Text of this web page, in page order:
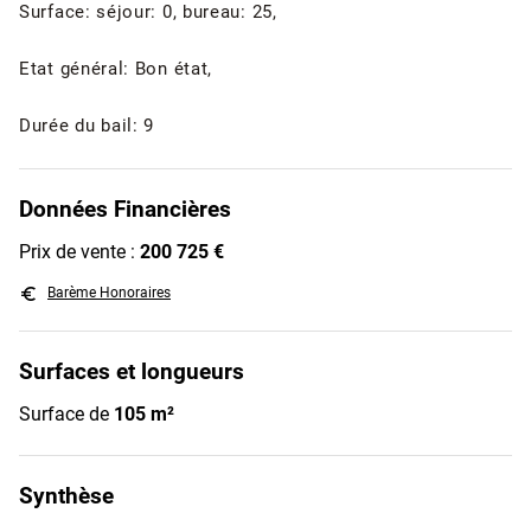
Surface: séjour: 0, bureau: 25,
Etat général: Bon état,
Durée du bail: 9
Données Financières
Prix de vente : 200 725 €
euro_symbol Barème Honoraires
Surfaces et longueurs
Surface de 105 m²
Synthèse